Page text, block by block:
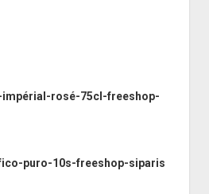
rosé-75cl-freeshop-
puro-10s-freeshop-siparis